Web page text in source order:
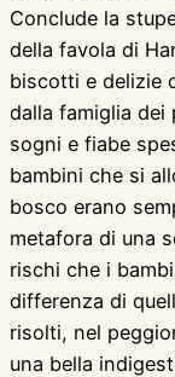
Conclude la
della favola di
biscotti e delizie
dalla famiglia
sogni e fiabe
bambini che si
bosco erano
metafora di una
rischi che i
differenza di
risolti, nel
una bella